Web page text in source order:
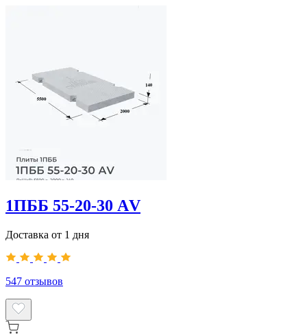
1ПББ 55-20-30 АV
Доставка от 1 дня
547 отзывов